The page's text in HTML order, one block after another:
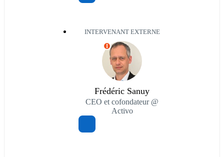
INTERVENANT EXTERNE
I
Frédéric Sanuy
CEO et cofondateur @
Activo